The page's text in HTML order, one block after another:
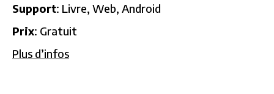
Support: Livre, Web, Android
Prix: Gratuit
Plus d’infos